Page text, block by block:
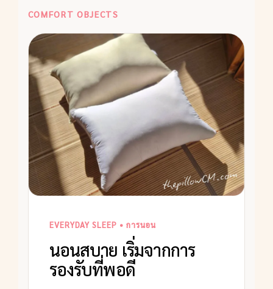
COMFORT OBJECTS
EVERYDAY SLEEP • การนอน
นอนสบาย เริ่มจากการ
รองรับที่พอดี